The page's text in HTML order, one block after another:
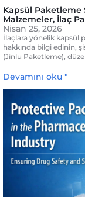
Kapsül Paketleme
Malzemeler, İlaç
Nisan 25, 2026
İlaçlara yönelik kapsül
hakkında bilgi edinin,
(Jinlu Paketleme),
Devamını oku "